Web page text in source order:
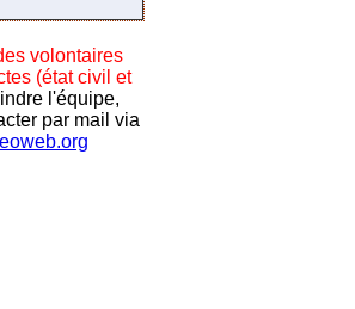
volontaires
(état civil et
l'équipe,
par mail via